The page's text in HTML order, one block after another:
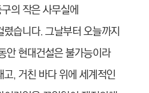
의 작은 사무실에
습니다. 그날부터 오늘까지
안 현대건설은 불가능이라
, 거친 바다 위에 세계적인